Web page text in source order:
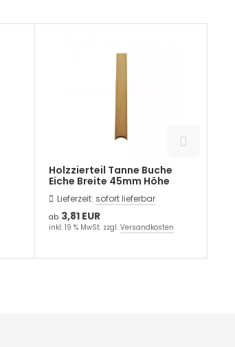
Holzzierteil Tanne Buche
Eiche Breite 45mm Höhe
440mm
Lieferzeit: sofort lieferbar
ab 3,81 EUR
inkl. 19 % MwSt. zzgl. Versandkosten